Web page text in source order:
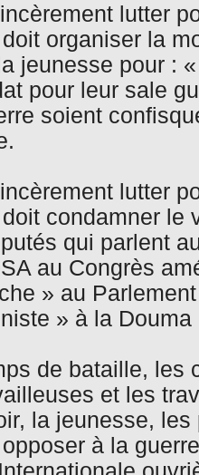
lutter
organiser la
jeunesse pour :
pour leur sale
soient
lutter
condamner le
qui parlent
au Congrès
» au
» à la Douma
de bataille, les
et les
la jeunesse,
à la